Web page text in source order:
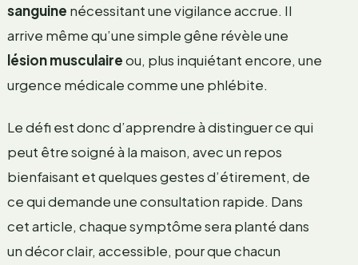
sanguine nécessitant une vigilance accrue. Il
arrive même qu’une simple gêne révèle une
lésion musculaireou, plus inquiétant encore, une
urgence médicale comme une phlébite.
Le défi est donc d’apprendre à distinguer ce qui
peut être soigné à la maison, avec un repos
bienfaisant et quelques gestes d’étirement, de
ce qui demande une consultation rapide. Dans
cet article, chaque symptôme sera planté dans
un décor clair, accessible, pour que chacun